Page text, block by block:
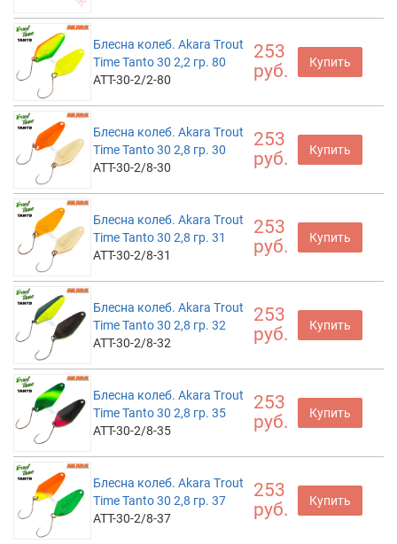
Блесна колеб. Akara Trout
Time Tanto 30 2,2 гр. 80
ATT-30-2/2-80
253
руб.
Купить
Блесна колеб. Akara Trout
Time Tanto 30 2,8 гр. 30
ATT-30-2/8-30
253
руб.
Купить
Блесна колеб. Akara Trout
Time Tanto 30 2,8 гр. 31
ATT-30-2/8-31
253
руб.
Купить
Блесна колеб. Akara Trout
Time Tanto 30 2,8 гр. 32
ATT-30-2/8-32
253
руб.
Купить
Блесна колеб. Akara Trout
Time Tanto 30 2,8 гр. 35
ATT-30-2/8-35
253
руб.
Купить
Блесна колеб. Akara Trout
Time Tanto 30 2,8 гр. 37
ATT-30-2/8-37
253
руб.
Купить